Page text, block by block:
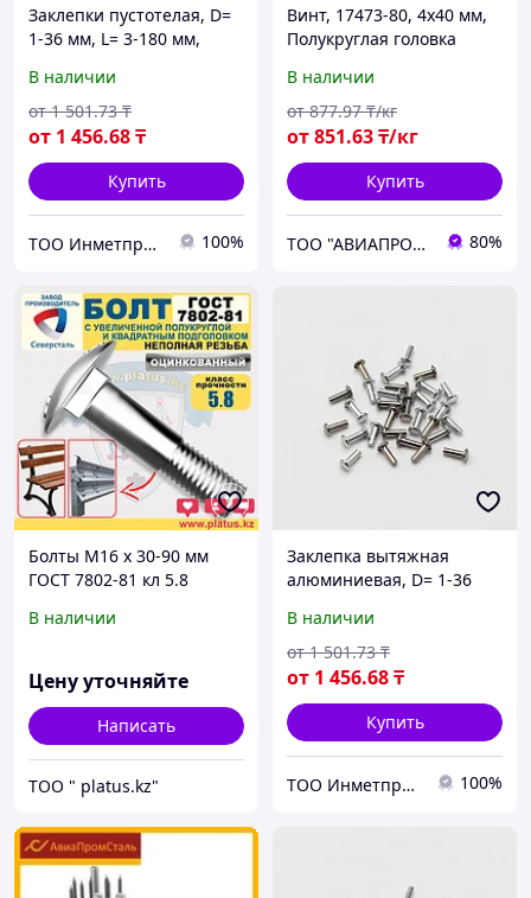
Заклепки пустотелая, D=
1-36 мм, L= 3-180 мм,
Форма: заклепка-гайка...
В наличии
от 1 456.68₸
от 1 501.73 ₸
Купить
ТОО Инметпром 100%
Винт, 17473-80, 4х40 мм,
Полукруглая головка
В наличии
от851.63₸/кг
от 877.97 ₸/кг
Купить
ТОО "АВИАПРОМСТАЛЬ" 80%
Болты М16 х 30-90 мм
ГОСТ 7802-81 кл 5.8
ДОРОЖНЫЙ
В наличии
Цену уточняйте
Написать
ТОО " platus.kz"
Заклепка вытяжная
алюминиевая, D= 1-36
Материал: алюминий...,
Форма: заклепка-гайка...
В наличии
от 1 456.68₸
от 1 501.73 ₸
Купить
ТОО Инметпром 100%